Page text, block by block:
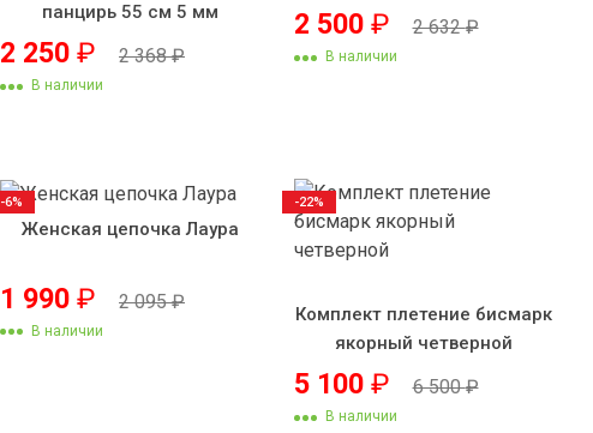
панцирь 55 см 5 мм
2 250 ₽ 2 368₽
В наличии
2 500 ₽ 2 632₽
В наличии
Женская цепочка Лаура
1 990 ₽ 2 095₽
В наличии
-6%
Комплект плетение бисмарк
якорный четверной
5 100 ₽ 6 500₽
В наличии
-22%